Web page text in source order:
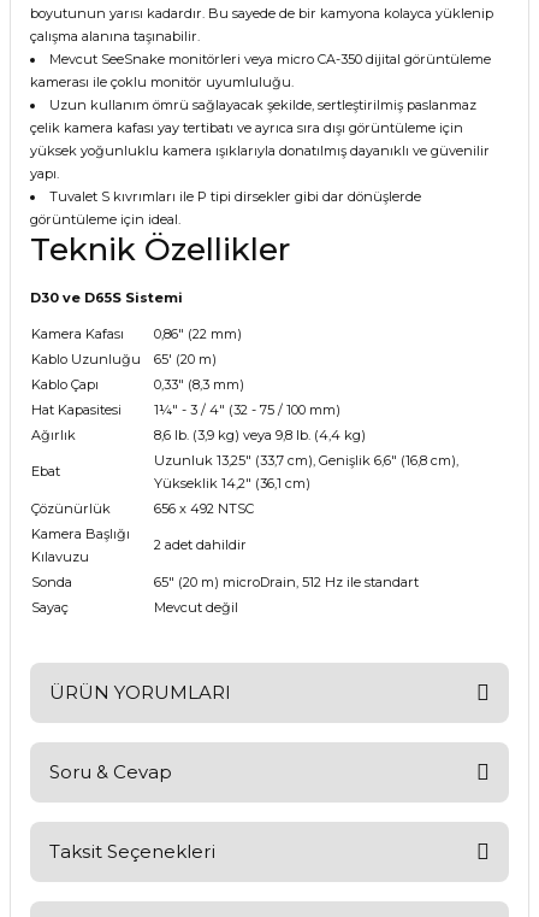
boyutunun yarısı kadardır. Bu sayede de bir kamyona kolayca yüklenip
çalışma alanına taşınabilir.
Mevcut SeeSnake monitörleri veya micro CA-350 dijital görüntüleme
kamerası ile çoklu monitör uyumluluğu.
Uzun kullanım ömrü sağlayacak şekilde, sertleştirilmiş paslanmaz
çelik kamera kafası yay tertibatı ve ayrıca sıra dışı görüntüleme için
yüksek yoğunluklu kamera ışıklarıyla donatılmış dayanıklı ve güvenilir
yapı.
Tuvalet S kıvrımları ile P tipi dirsekler gibi dar dönüşlerde
görüntüleme için ideal.
Teknik Özellikler
D30 ve D65S Sistemi
Kamera Kafası
0,86" (22 mm)
Kablo Uzunluğu
65' (20 m)
Kablo Çapı
0,33" (8,3 mm)
Hat Kapasitesi
1¼" - 3 / 4" (32 - 75 / 100 mm)
Ağırlık
8,6 lb. (3,9 kg) veya 9,8 lb. (4,4 kg)
Ebat
Uzunluk 13,25" (33,7 cm), Genişlik 6,6" (16,8 cm),
Yükseklik 14,2" (36,1 cm)
Çözünürlük
656 x 492 NTSC
Kamera Başlığı
Kılavuzu
2 adet dahildir
Sonda
65" (20 m) microDrain, 512 Hz ile standart
Sayaç
Mevcut değil
ÜRÜN YORUMLARI
Bu ürüne ilk yorumu siz yapın!
Soru & Cevap
Ürün hakkında henüz soru sorulmamış.
Taksit Seçenekleri